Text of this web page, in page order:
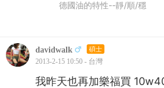
德國油的特性--靜/順/穩
davidwalk 碩士
2013-2-15 10:50 - 台灣
我昨天也再加樂福買